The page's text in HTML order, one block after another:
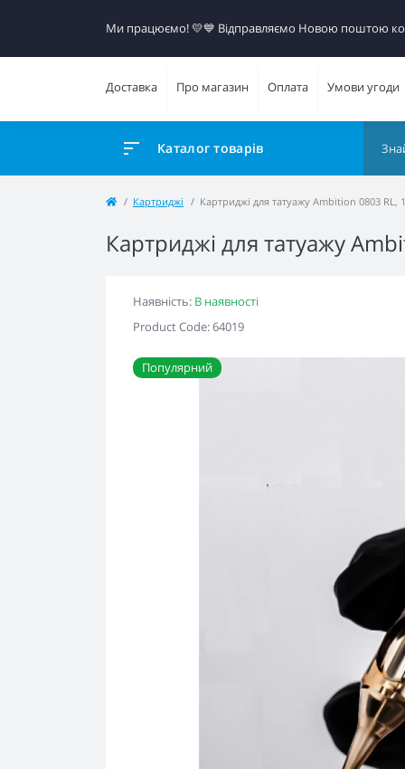
Ми працюємо! 💛​💙 Відправляємо Новою поштою
Доставка Про магазин Оплата Умови угоди
Каталог товарів
Картриджі Картриджі для татуажу Ambition 0803 RL,
Картриджі для татуажу
Наявність: В наявності
Product Code: 64019
Популярний